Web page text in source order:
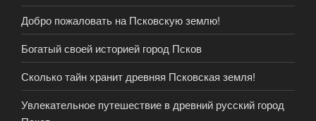
Добро пожаловать на Псковскую землю!
Богатый своей историей город Псков
Сколько тайн хранит древняя Псковская земля!
Увлекательное путешествие в древний русский город